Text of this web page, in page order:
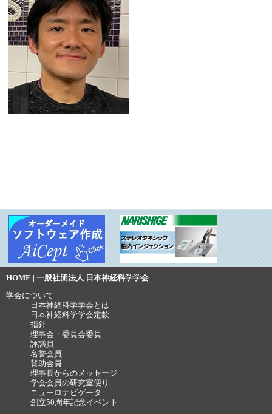
HOME | 一般社団法人 日本神経科学学会
学会について
日本神経科学学会とは
日本神経科学学会定款
指針
理事会・委員会委員
評議員
名誉会員
賛助会員
理事長からのメッセージ
学会会員の研究室便り
ニューロナビゲータ
創立50周年記念イベント